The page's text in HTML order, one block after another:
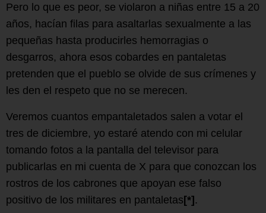
Pero lo que es peor, se violaron a niñas entre 15 a 20
años, hacían filas para asaltarlas sexualmente a las
pequeñas hasta producirles hemorragias o
desgarros, ahora esos cobardes en pantaletas
pretenden que el pueblo se olvide de sus crímenes y
les den el respeto que no se merecen.
Veremos cuantos empantaletados salen a votar el
tres de diciembre, yo estaré atendo con mi celular
tomando fotos a la pantalla del televisor para
publicarlas en mi cuenta de X para que conozcan los
rostros de los cabrones que apoyan ese falso
positivo de los militares en pantaletas[*].